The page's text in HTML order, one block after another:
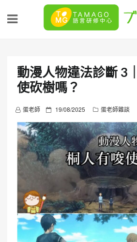
動漫人物違法診斷 3
使砍樹嗎？
蛋老師
P
o
s
t
e
d
19/08/2025 蛋老師雜談